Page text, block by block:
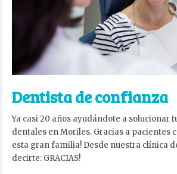
Dentista de confianza
Ya casi 20 años ayudándote a solucionar
dentales en Moriles. Gracias a pacientes
esta gran familia! Desde nuestra clínica
decirte: GRACIAS!